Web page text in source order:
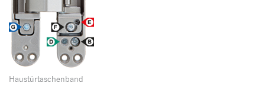
Haustürtaschenband